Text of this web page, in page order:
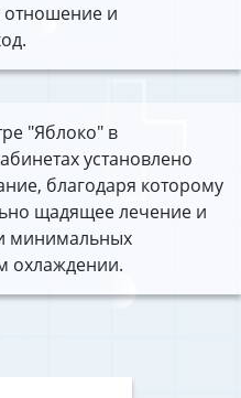
отношение и
"Яблоко" в
установлено
благодаря которому
щадящее лечение и
минимальных
охлаждении.